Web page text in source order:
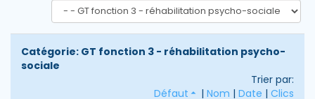
Catégorie: GT fonction 3 - réhabilitation psycho-
sociale
Trier par:
Défaut
| Nom | Date | Clics